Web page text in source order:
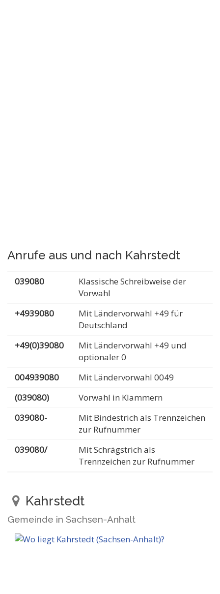
Anrufe aus und nach Kahrstedt
039080
Klassische Schreibweise der
Vorwahl
+4939080
Mit Ländervorwahl +49 für
Deutschland
+49(0)39080
Mit Ländervorwahl +49 und
optionaler 0
004939080
Mit Ländervorwahl 0049
(039080)
Vorwahl in Klammern
039080-
Mit Bindestrich als Trennzeichen
zur Rufnummer
039080/
Mit Schrägstrich als
Trennzeichen zur Rufnummer
Kahrstedt
Gemeinde in Sachsen-Anhalt